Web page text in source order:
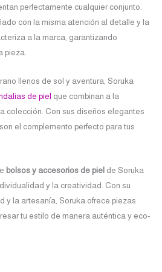
perfectamente cualquier conjunto.
con la misma atención al detalle y la
a la marca, garantizando
pieza.
llenos de sol y aventura, Soruka
de piel que combinan a la
colección. Con sus diseños elegantes
el complemento perfecto para tus
bolsos y accesorios de piel de Soruka
y la creatividad. Con su
y la artesanía, Soruka ofrece piezas
tu estilo de manera auténtica y eco-